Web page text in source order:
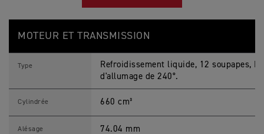
MOTEUR ET TRANSMISSION
Type
Refroidissement liquide, 12 soupapes,
d'allumage de 240°.
Cylindrée 660 cm³
Alésage 74.04 mm